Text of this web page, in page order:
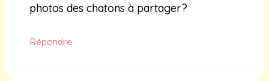
photos des chatons à partager?
Répondre